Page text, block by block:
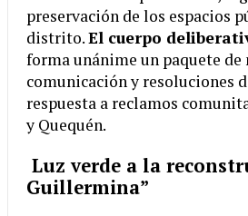
preservación de los espacios
distrito.El cuerpo
forma unánime un paquete de
comunicación y resoluciones
respuesta a reclamos
y Quequén.
Luz verde a la
Guillermina”